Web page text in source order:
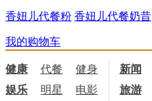
香妞儿代餐粉 香妞儿代餐奶昔
我的购物车
健康 代餐 健身 饮食
新闻
娱乐
明星 电影 电视
旅游